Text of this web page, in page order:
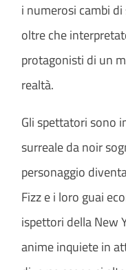
i numerosi cambi
oltre che
protagonisti di un
realtà.
Gli spettatori sono
surreale da noir
personaggio
Fizz e i loro guai
ispettori della New
anime inquiete in